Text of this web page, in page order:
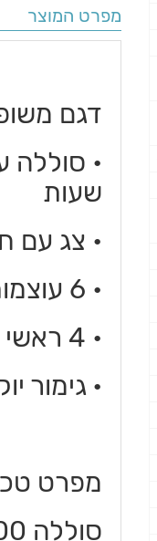
מפרט המוצר
דגם
שעות
• צג עם
• 6 עוצמות חוזק עיסוי
• 4 ראשי סוללה לעיסוי סוגי שרירים שונים בגוף
• גימור
מפרט
סוללה 1500 mAH סוג סוללה: